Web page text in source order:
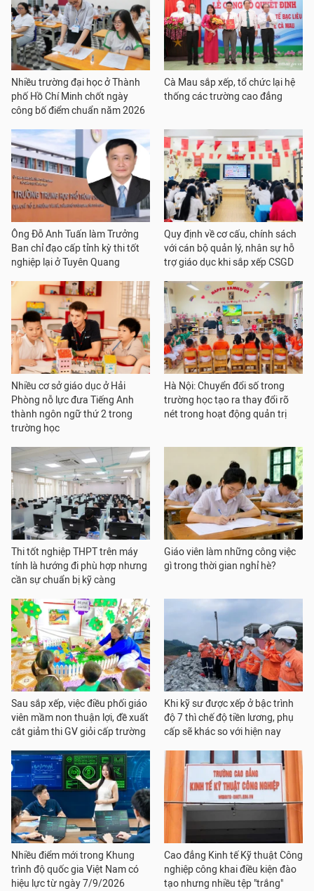
Nhiều trường đại học ở Thành
phố Hồ Chí Minh chốt ngày
công bố điểm chuẩn năm 2026
Cà Mau sắp xếp, tổ chức lại hệ
thống các trường cao đẳng
Ông Đỗ Anh Tuấn làm Trưởng
Ban chỉ đạo cấp tỉnh kỳ thi tốt
nghiệp lại ở Tuyên Quang
Quy định về cơ cấu, chính sách
với cán bộ quản lý, nhân sự hỗ
trợ giáo dục khi sắp xếp CSGD
Nhiều cơ sở giáo dục ở Hải
Phòng nỗ lực đưa Tiếng Anh
thành ngôn ngữ thứ 2 trong
trường học
Hà Nội: Chuyển đổi số trong
trường học tạo ra thay đổi rõ
nét trong hoạt động quản trị
Thi tốt nghiệp THPT trên máy
tính là hướng đi phù hợp nhưng
cần sự chuẩn bị kỹ càng
Giáo viên làm những công việc
gì trong thời gian nghỉ hè?
Sau sắp xếp, việc điều phối giáo
viên mầm non thuận lợi, đề xuất
cắt giảm thi GV giỏi cấp trường
Khi kỹ sư được xếp ở bậc trình
độ 7 thì chế độ tiền lương, phụ
cấp sẽ khác so với hiện nay
Nhiều điểm mới trong Khung
trình độ quốc gia Việt Nam có
hiệu lực từ ngày 7/9/2026
Cao đẳng Kinh tế Kỹ thuật Công
nghiệp công khai điều kiện đào
tạo nhưng nhiều tệp "trắng"